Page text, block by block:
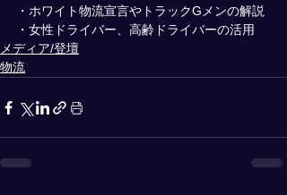
・ホワイト物流宣言やトラックGメンの解説
・女性ドライバー、高齢ドライバーの活用
メディア/登壇
物流